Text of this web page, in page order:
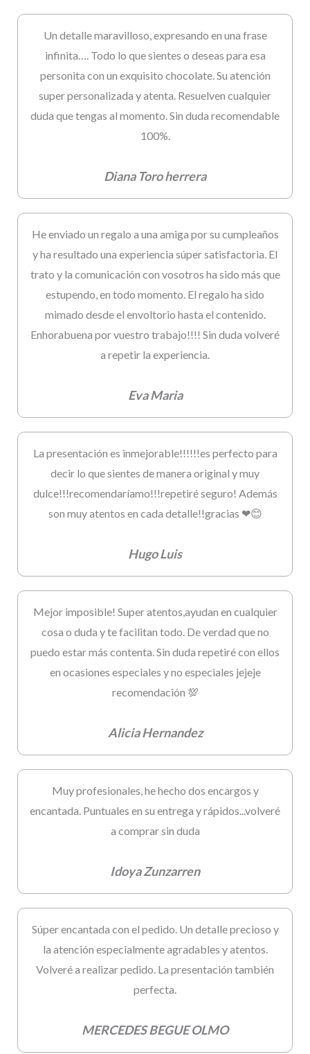
Un detalle maravilloso, expresando en una frase
infinita…. Todo lo que sientes o deseas para esa
personita con un exquisito chocolate. Su atención
super personalizada y atenta. Resuelven cualquier
duda que tengas al momento. Sin duda recomendable
100%.
Diana Toro herrera
He enviado un regalo a una amiga por su cumpleaños
y ha resultado una experiencia súper satisfactoria. El
trato y la comunicación con vosotros ha sido más que
estupendo, en todo momento. El regalo ha sido
mimado desde el envoltorio hasta el contenido.
Enhorabuena por vuestro trabajo!!!! Sin duda volveré
a repetir la experiencia.
Eva Maria
La presentación es inmejorable!!!!!!es perfecto para
decir lo que sientes de manera original y muy
dulce!!!recomendaríamo!!!repetiré seguro! Además
son muy atentos en cada detalle!!gracias ❤😊
Hugo Luis
Mejor imposible! Super atentos,ayudan en cualquier
cosa o duda y te facilitan todo. De verdad que no
puedo estar más contenta. Sin duda repetiré con ellos
en ocasiones especiales y no especiales jejeje
recomendación 💯
Alicia Hernandez
Muy profesionales, he hecho dos encargos y
encantada. Puntuales en su entrega y rápidos...volveré
a comprar sin duda
Idoya Zunzarren
Súper encantada con el pedido. Un detalle precioso y
la atención especialmente agradables y atentos.
Volveré a realizar pedido. La presentación también
perfecta.
MERCEDES BEGUE OLMO